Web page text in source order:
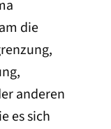
die
anderen
es sich